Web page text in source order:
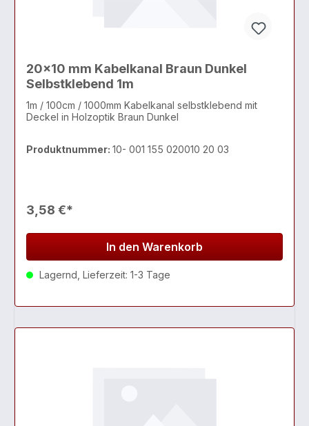
20x10 mm Kabelkanal Braun Dunkel
Selbstklebend 1m
1m / 100cm / 1000mm Kabelkanal selbstklebend mit
Deckel in Holzoptik Braun Dunkel
Produktnummer: 10- 001 155 020010 20 03
3,58 €*
In den Warenkorb
Lagernd, Lieferzeit: 1-3 Tage